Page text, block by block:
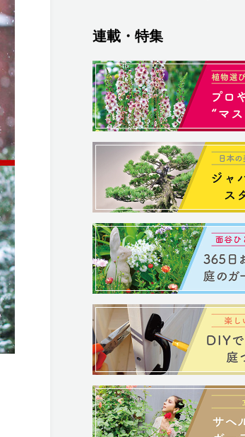
連載・特集